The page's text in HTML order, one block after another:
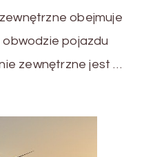
obejmuje
obwodzie pojazdu
zewnętrzne jest …